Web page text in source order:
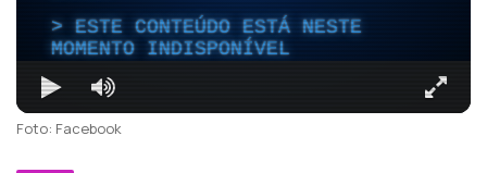
ESTE CONTEÚDO ESTÁ NESTE
MOMENTO INDISPONÍVEL
Foto: Facebook